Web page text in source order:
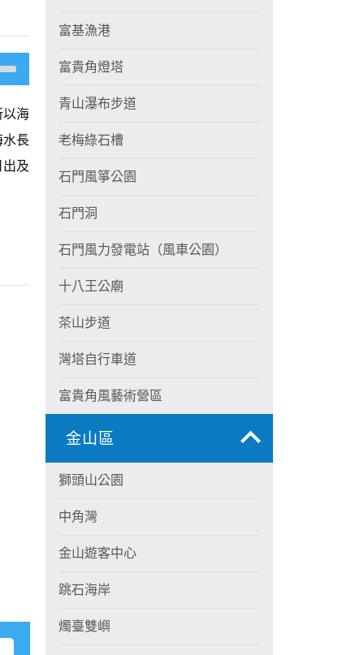
以海
水長
及
富基漁港
富貴角燈塔
青山瀑布步道
老梅綠石槽
石門風箏公園
石門洞
石門風力發電站（風車公園）
十八王公廟
茶山步道
灣塔自行車道
富貴角風藝術營區
金山區
獅頭山公園
中角灣
金山遊客中心
跳石海岸
燭臺雙嶼